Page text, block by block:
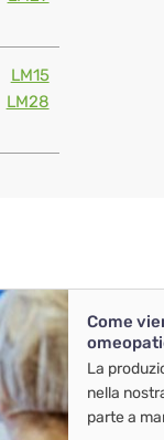
LM15
LM28
Come
La
nella
parte a